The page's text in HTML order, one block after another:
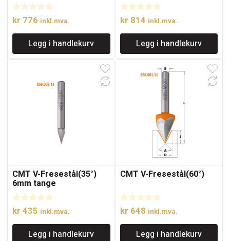
kr 776 inkl.mva.
Legg i handlekurv
kr 814 inkl.mva.
Legg i handlekurv
CMT V-Fresestål(35°)
6mm tange
kr 435 inkl.mva.
Legg i handlekurv
CMT V-Fresestål(60°)
kr 648 inkl.mva.
Legg i handlekurv